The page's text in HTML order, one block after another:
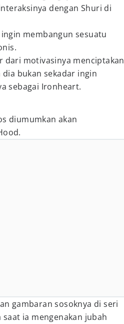
dengan Shuri di
membangun sesuatu
dari motivasinya menciptakan
bukan sekadar ingin
sebagai Ironheart.
diumumkan akan
gambaran sosoknya di seri
ia mengenakan jubah